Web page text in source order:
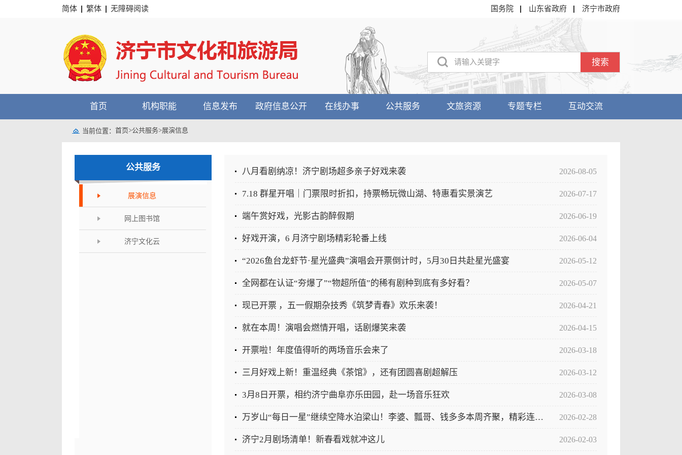
简体 繁体 无障碍阅读 济宁市政府
山东省政府
国务院
搜索
首页 机构职能 信息发布 政府信息公开 在线办事 公共服务 文旅资源 专题专栏 互动交流
当前位置： 首页>公共服务>展演信息
公共服务
展演信息
网上图书馆
济宁文化云
八月看剧纳凉！济宁剧场超多亲子好戏来袭 2026-08-05
7.18 群星开唱｜门票限时折扣，持票畅玩微山湖、特惠看实景演艺 2026-07-17
端午赏好戏，光影古韵醉假期 2026-06-19
好戏开演，6 月济宁剧场精彩轮番上线 2026-06-04
“2026鱼台龙虾节·星光盛典”演唱会开票倒计时，5月30日共赴星光盛宴 2026-05-12
全网都在认证“夯爆了”“物超所值”的稀有剧种到底有多好看？ 2026-05-07
现已开票 ，五一假期杂技秀《筑梦青春》欢乐来袭！ 2026-04-21
就在本周！演唱会燃情开唱，话剧爆笑来袭 2026-04-15
开票啦！年度值得听的两场音乐会来了 2026-03-18
三月好戏上新！重温经典《茶馆》，还有团圆喜剧超解压 2026-03-12
3月8日开票，相约济宁曲阜亦乐田园，赴一场音乐狂欢 2026-03-08
万岁山“每日一星”继续空降水泊梁山！李婆、瓢哥、钱多多本周齐聚，精彩连轴转！ 2026-02-28
济宁2月剧场清单！新春看戏就冲这儿 2026-02-03